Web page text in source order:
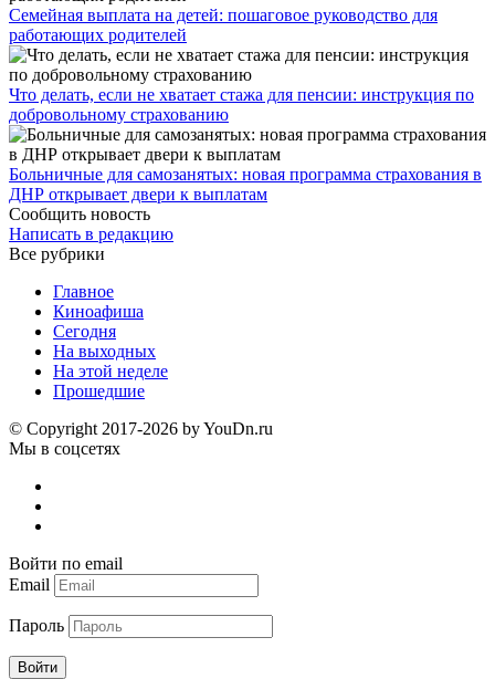
Семейная выплата на детей: пошаговое руководство для
работающих родителей
Что делать, если не хватает стажа для пенсии: инструкция по
добровольному страхованию
Больничные для самозанятых: новая программа страхования в
ДНР открывает двери к выплатам
Сообщить новость
Написать в редакцию
Все рубрики
Главное
Киноафиша
Сегодня
На выходных
На этой неделе
Прошедшие
© Copyright 2017-2026 by YouDn.ru
Мы в соцсетях
Войти по email
Email
Пароль
Войти